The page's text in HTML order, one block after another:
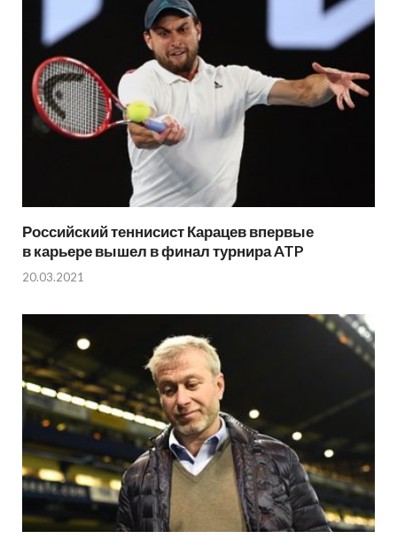
Российский теннисист Карацев впервые
в карьере вышел в финал турнира ATP
20.03.2021